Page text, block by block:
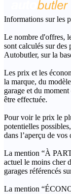
Informations sur les
Le nombre d'offres,
sont calculés sur des
Autobutler, sur la
Les prix et les
la marque, du
garage et du
être effectuée.
Pour voir le prix le
potentielles
dans l’aperçu de vos
La mention “À
actuel le moins cher
garages référencés
La mention